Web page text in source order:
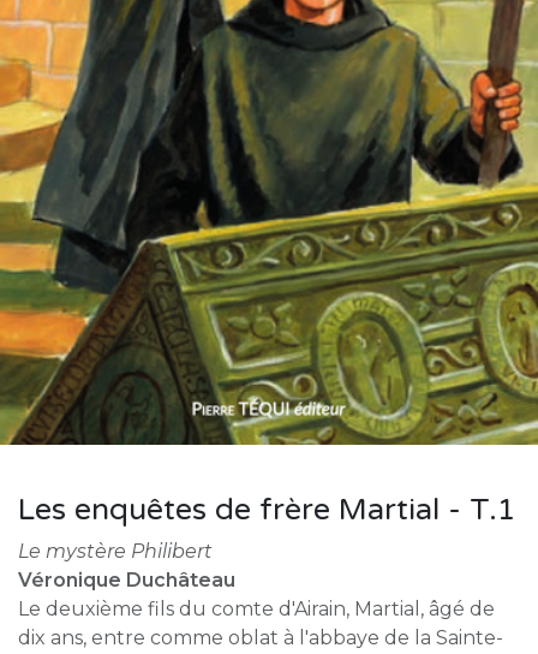
Les enquêtes de frère Martial - T.1
Le mystère Philibert
Véronique Duchâteau
Le deuxième fils du comte d'Airain, Martial, âgé de
dix ans, entre comme oblat à l'abbaye de la Sainte-